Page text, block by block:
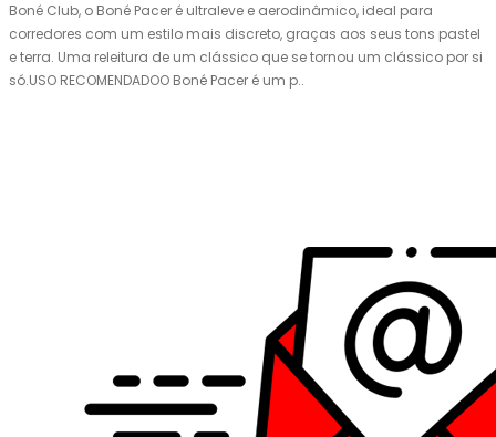
Boné Club, o Boné Pacer é ultraleve e aerodinâmico, ideal para
corredores com um estilo mais discreto, graças aos seus tons pastel
e terra. Uma releitura de um clássico que se tornou um clássico por si
só.USO RECOMENDADOO Boné Pacer é um p..